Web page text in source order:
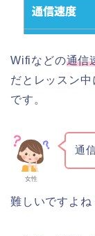
Wifiなどの通信
だとレッスン
です。
女性
通
難しいですよね